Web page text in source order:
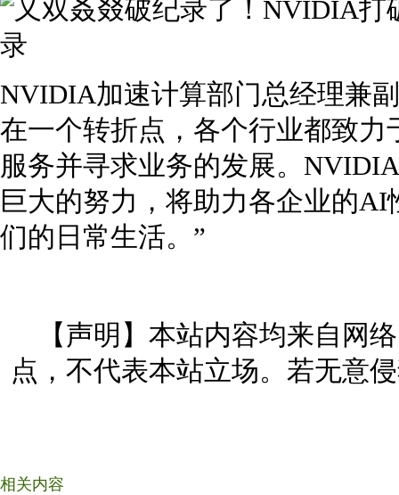
NVIDIA加速计算部门总经理兼
在一个转折点，各个行业都致
服务并寻求业务的发展。
巨大的努力，将助力各企业的
们的日常生活。”
【声明】本站内容均来自网
点，不代表本站立场。若无意
相关内容